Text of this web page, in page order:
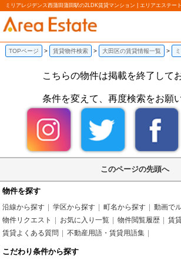
ミリアレジデンス西蒲田蒲田駅の2LDK賃貸マンション | エリアエステート
TOPページ 賃貸物件検索 大田区の賃貸情報一覧
こちらの物件は掲載を終了して
条件を変えて、再度検索をお願
このページの先頭へ
物件を探す
沿線から探す 学区から探す 町名から探す
動画で
物件リクエスト
お気に入り一覧 物件閲覧履歴
賃
賃貸よくある質問
不動産用語・賃貸用語集
こだわり条件から探す